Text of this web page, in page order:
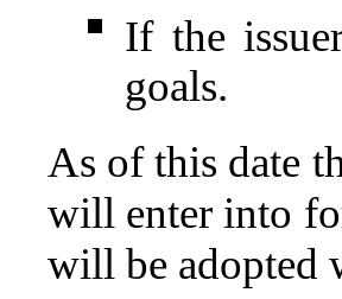
If the
goals.
As of this date
will enter into
will be adopted